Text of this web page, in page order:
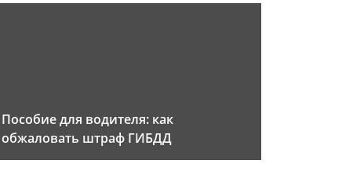
Пособие для водителя: как
обжаловать штраф ГИБДД